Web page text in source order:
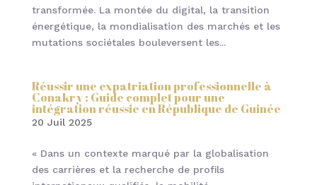
transformée. La montée du digital, la transition
énergétique, la mondialisation des marchés et les
mutations sociétales bouleversent les...
Réussir une expatriation professionnelle à
Conakry : Guide complet pour une
intégration réussie en République de Guinée
20 Juil 2025
« Dans un contexte marqué par la globalisation
des carrières et la recherche de profils